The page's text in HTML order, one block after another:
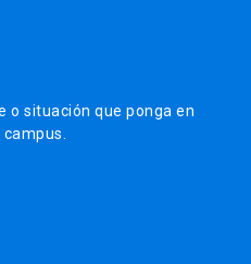
o situación que ponga en